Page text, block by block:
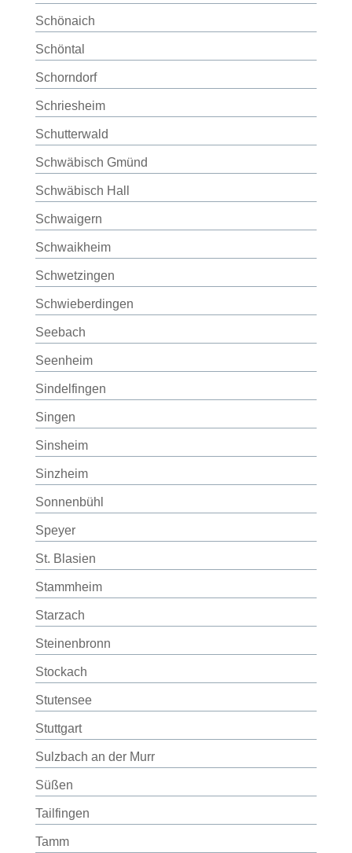
Schönaich
Schöntal
Schorndorf
Schriesheim
Schutterwald
Schwäbisch Gmünd
Schwäbisch Hall
Schwaigern
Schwaikheim
Schwetzingen
Schwieberdingen
Seebach
Seenheim
Sindelfingen
Singen
Sinsheim
Sinzheim
Sonnenbühl
Speyer
St. Blasien
Stammheim
Starzach
Steinenbronn
Stockach
Stutensee
Stuttgart
Sulzbach an der Murr
Süßen
Tailfingen
Tamm